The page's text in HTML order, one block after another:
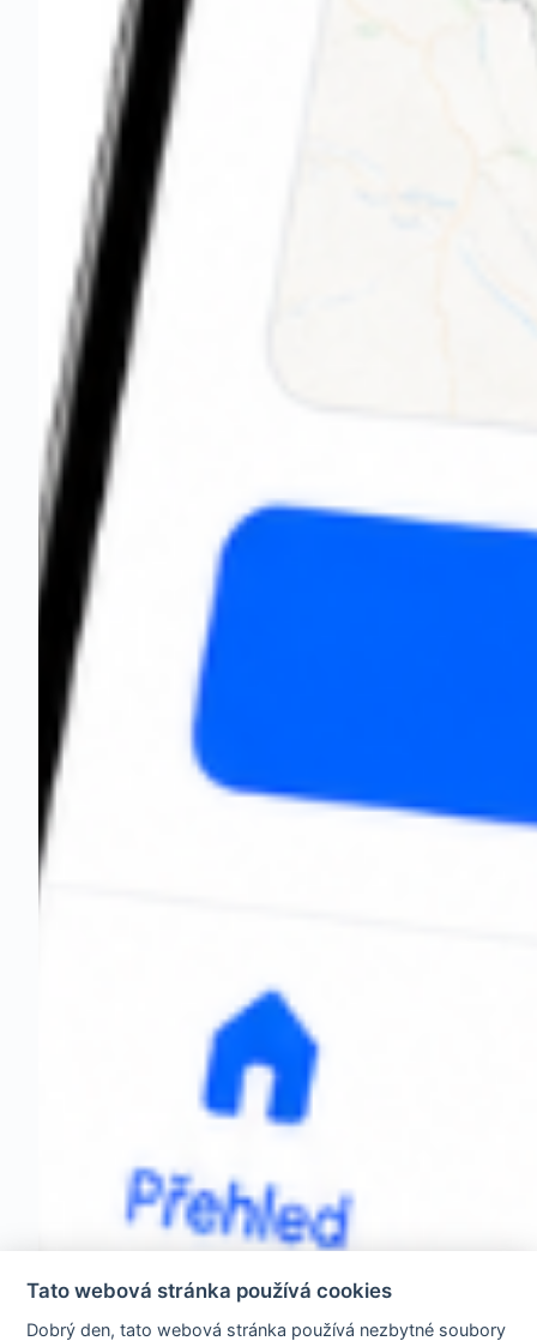
Tato webová stránka používá cookies
Dobrý den, tato webová stránka používá nezbytné soubory